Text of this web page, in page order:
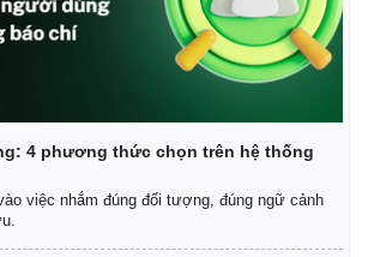
4 phương thức chọn trên hệ thống
việc nhắm đúng đối tượng, đúng ngữ cảnh